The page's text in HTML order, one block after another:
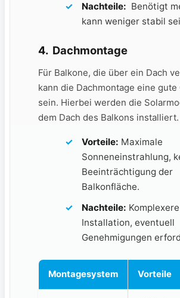
Nachteile:
Benötigt
kann weniger‌ stabil
4. ⁢ Dachmontage
Für Balkone, die über ein ‍Dach
kann die Dachmontage eine gute‌
sein. Hierbei werden die
dem Dach des Balkons installiert.
Vorteile: Maximale
Sonneneinstrahlung,‍
Beeinträchtigung der
Balkonfläche.
Nachteile: ‍Komplexere
Installation, eventuell
Genehmigungen
Montagesystem Vorteile